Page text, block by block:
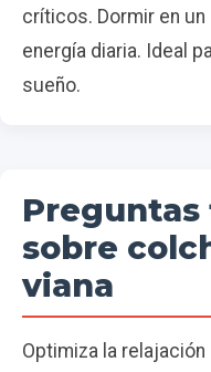
críticos. Dormir en
energía diaria. Ideal
sueño.
sobre
viana
Optimiza la